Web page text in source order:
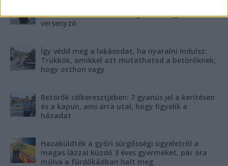
rosszul lett a vízben és meghalt az egyik
versenyző
Így védd meg a lakásodat, ha nyaralni indulsz:
Trükkök, amikkel azt mutathatod a betörőknek,
hogy otthon vagy
Betörők célkeresztjében: 7 gyanús jel a kerítésen
és a kapun, ami arra utal, hogy figyelik a
házadat
Hazaküldték a győri sürgősségi ügyeletről a
magas lázzal küzdő 3 éves gyermeket, pár óra
múlva a fürdőkádban halt meg